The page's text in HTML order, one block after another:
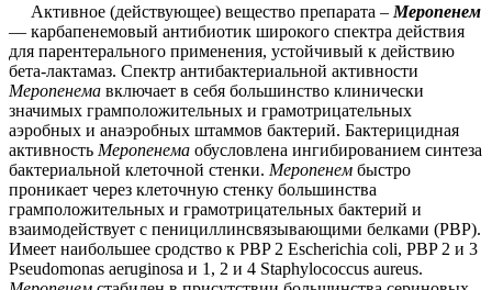
Активное (действующее) вещество препарата – Меропенем
— карбапенемовый антибиотик широкого спектра действия
для парентерального применения, устойчивый к действию
бета-лактамаз. Спектр антибактериальной активности
Меропенема включает в себя большинство клинически
значимых грамположительных и грамотрицательных
аэробных и анаэробных штаммов бактерий. Бактерицидная
активность Меропенема обусловлена ингибированием синтеза
бактериальной клеточной стенки. Меропенем быстро
проникает через клеточную стенку большинства
грамположительных и грамотрицательных бактерий и
взаимодействует с пенициллинсвязывающими белками (PBP).
Имеет наибольшее сродство к PBP 2 Escherichia coli, PBP 2 и 3
Pseudomonas aeruginosa и 1, 2 и 4 Staphylococcus aureus.